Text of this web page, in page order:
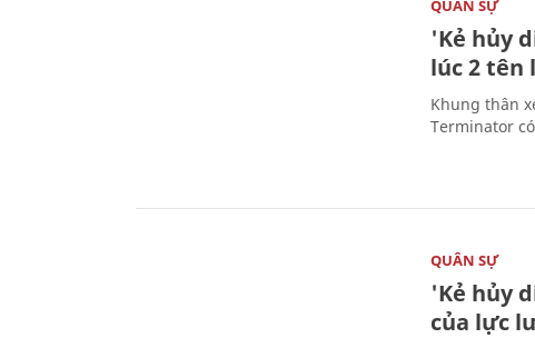
QUÂN SỰ
'Kẻ hủy
lúc 2 tên
Khung thân
Terminator
QUÂN SỰ
'Kẻ hủy
của lực